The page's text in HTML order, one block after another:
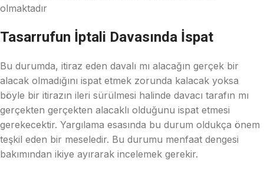
olmaktadır
Tasarrufun İptali Davasında İspat
Bu durumda, itiraz eden davalı mı alacağın gerçek bir
alacak olmadığını ispat etmek zorunda kalacak yoksa
böyle bir itirazın ileri sürülmesi halinde davacı tarafın mı
gerçekten gerçekten alacaklı olduğunu ispat etmesi
gerekecektir. Yargılama esasında bu durum oldukça önem
teşkil eden bir meseledir. Bu durumu menfaat dengesi
bakımından ikiye ayırarak incelemek gerekir.